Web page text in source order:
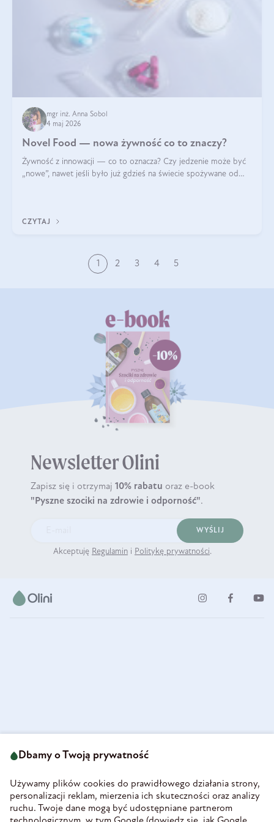
mgr inż. Anna Sobol
4 maj 2026
Novel Food — nowa żywność co to znaczy?
Żywność z innowacji — co to oznacza? Czy jedzenie może być
„nowe”, nawet jeśli było już gdzieś na świecie spożywane od
CZYTAJ
1 2 3 4 5
Newsletter Olini
Zapisz się i otrzymaj 10% rabatu oraz e-book
"Pyszne szociki na zdrowie i odporność".
WYŚLIJ
Akceptuję Regulamin i Politykę prywatności.
58-160 Świebodzice
REGON 890213034
INFORMACJE
Dbamy o Twoją prywatność
Używamy plików cookies do prawidłowego działania strony,
personalizacji reklam, mierzenia ich skuteczności oraz analizy
ruchu. Twoje dane mogą być udostępniane partnerom